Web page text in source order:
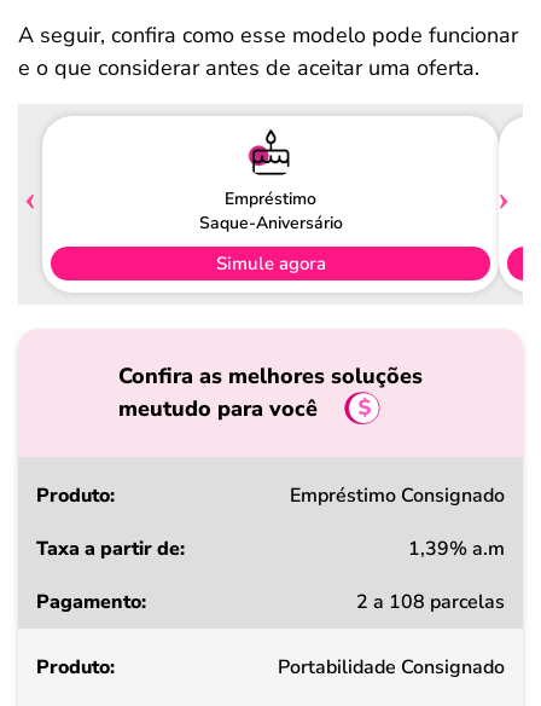
A seguir, confira como esse modelo pode funcionar
e o que considerar antes de aceitar uma oferta.
Empréstimo
Saque-Aniversário
Simule agora
Confira as melhores soluções
meutudo para você
Produto
a
de
Empréstimo Consignado
1,39% a.m
2 a 108 parcelas
Portabilidade Consignado